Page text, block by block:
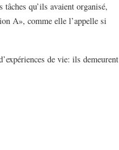
qu’ils avaient organisé,
A», comme elle l’appelle si
de vie: ils demeurent